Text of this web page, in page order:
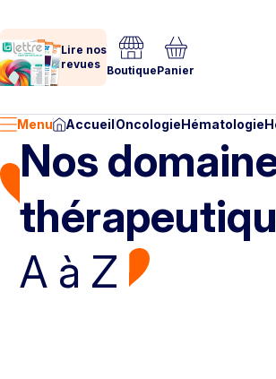
Lire nos
revues BoutiquePanier
Menu AccueilOncologieHématologie
Nos
A à Z